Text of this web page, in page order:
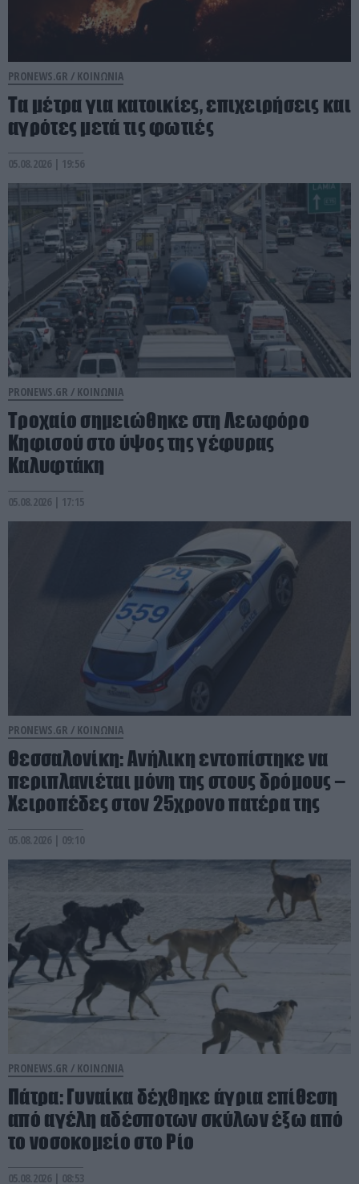
PRONEWS.GR / ΚΟΙΝΩΝΙΑ
Τα μέτρα για κατοικίες, επιχειρήσεις και
αγρότες μετά τις φωτιές
05.08.2026 | 19:56
PRONEWS.GR / ΚΟΙΝΩΝΙΑ
Τροχαίο σημειώθηκε στη Λεωφόρο
Κηφισού στο ύψος της γέφυρας
Καλυφτάκη
05.08.2026 | 17:15
PRONEWS.GR / ΚΟΙΝΩΝΙΑ
Θεσσαλονίκη: Ανήλικη εντοπίστηκε να
περιπλανιέται μόνη της στους δρόμους –
Χειροπέδες στον 25χρονο πατέρα της
05.08.2026 | 09:10
PRONEWS.GR / ΚΟΙΝΩΝΙΑ
Πάτρα: Γυναίκα δέχθηκε άγρια επίθεση
από αγέλη αδέσποτων σκύλων έξω από
το νοσοκομείο στο Ρίο
05.08.2026 | 08:53